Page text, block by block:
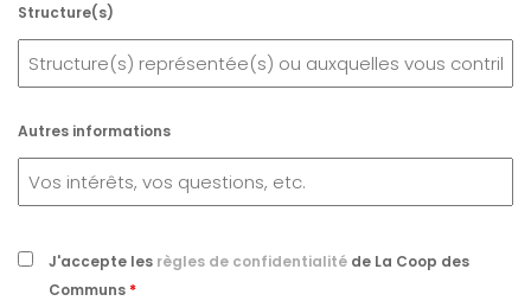
Structure(s)
Autres informations
J'accepte les règles de confidentialité de La Coop des
Communs *